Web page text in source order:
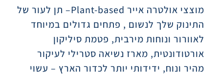
מוצצי אולטרה אייר Plant-based– תן לעור של
התינוק שלך לנשום , פתחים גדולים במיוחד
לאוורור ונוחות מירבית, פטמת סיליקון
אורטודונטית, מארז נשיאה סטרילי לעיקור
מהיר ונוח, ידידותי יותר לכדור הארץ – עשוי